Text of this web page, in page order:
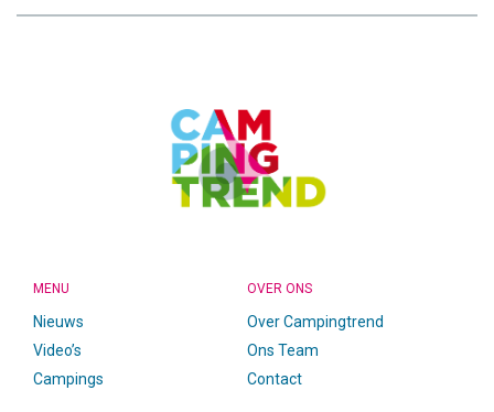
MENU
Nieuws
Video’s
Campings
OVER ONS
Over Campingtrend
Ons Team
Contact